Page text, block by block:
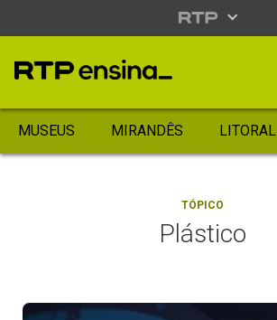
MUSEUS MIRANDÊS LITORAL
TÓPICO
Plástico